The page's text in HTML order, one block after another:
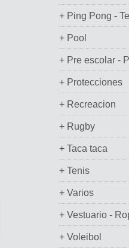
+ Ping Pong -
+ Pool
+ Pre escolar -
+ Protecciones
+ Recreacion
+ Rugby
+ Taca taca
+ Tenis
+ Varios
+ Vestuario -
+ Voleibol